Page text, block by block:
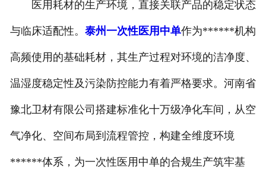
医用耗材的生产环境，直接关联产品的稳定状态
与临床适配性。 泰州一次性医用中单作为******机构
高频使用的基础耗材，其生产过程对环境的洁净度、
温湿度稳定性及污染防控能力有着严格要求。河南省
豫北卫材有限公司搭建标准化十万级净化车间，从空
气净化、空间布局到流程管控，构建全维度环境
******体系，为一次性医用中单的合规生产筑牢基